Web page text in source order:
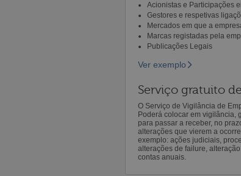
Acionistas e Participações
Gestores e respetivas
Mercados em que a
Marcas registadas pela
Publicações Legais
Ver exemplo
Serviço gratuito
O Serviço de Vigilância de
Poderá colocar em vigilância,
para passar a receber, no
alterações que vierem a
exemplo: ações judiciais,
alterações de failure,
contas anuais.